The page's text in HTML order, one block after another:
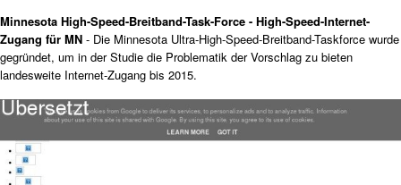
Minnesota High-Speed-Breitband-Task-Force - High-Speed-Internet-
Zugang für MN - Die Minnesota Ultra-High-Speed-Breitband-Taskforce wurde
gegründet, um in der Studie die Problematik der Vorschlag zu bieten
landesweite Internet-Zugang bis 2015.